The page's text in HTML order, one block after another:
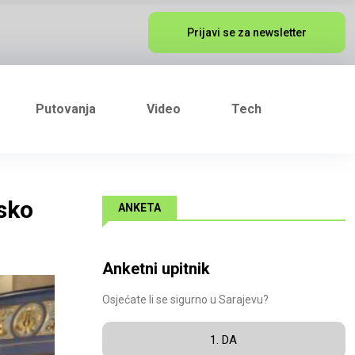
Prijavi se za newsletter
Putovanja Video Tech
ANKETA
Anketni upitnik
Osjećate li se sigurno u Sarajevu?
1. DA